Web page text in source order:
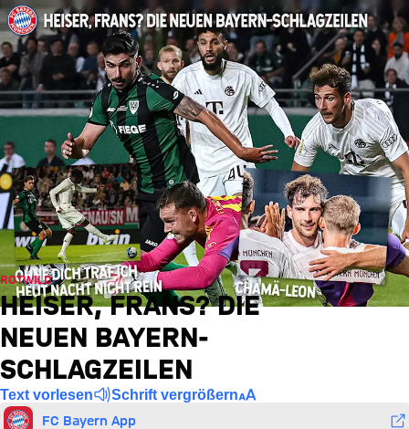
ROTWILD
HEISER, FRANS? DIE
NEUEN BAYERN-
SCHLAGZEILEN
Text vorlesen Schrift vergrößern
FC Bayern App